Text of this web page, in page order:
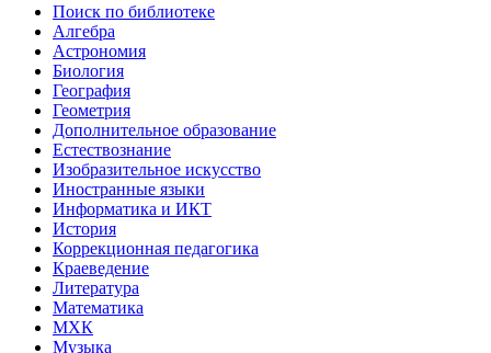
Поиск по библиотеке
Алгебра
Астрономия
Биология
География
Геометрия
Дополнительное образование
Естествознание
Изобразительное искусство
Иностранные языки
Информатика и ИКТ
История
Коррекционная педагогика
Краеведение
Литература
Математика
МХК
Музыка